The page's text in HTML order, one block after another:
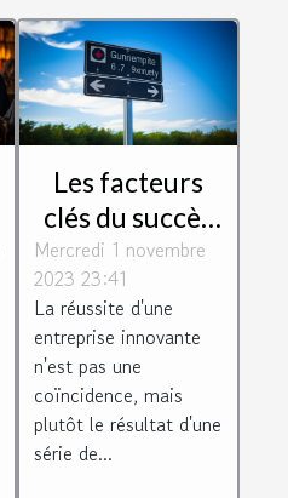
Les facteurs
clés du succès
des entreprises
innovantes
Mercredi 1 novembre
2023 23:41
La réussite d'une
entreprise innovante
n'est pas une
coïncidence, mais
plutôt le résultat d'une
série de...